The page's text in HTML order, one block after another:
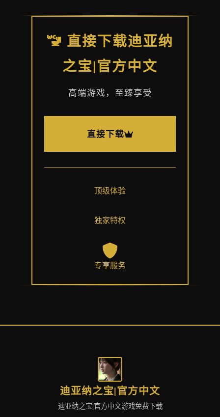
🚾 直接下载迪亚纳
之宝|官方中文
高端游戏，至臻享受
直接下载
顶级体验
独家特权
专享服务
迪亚纳之宝|官方中文
迪亚纳之宝|官方中文游戏免费下载